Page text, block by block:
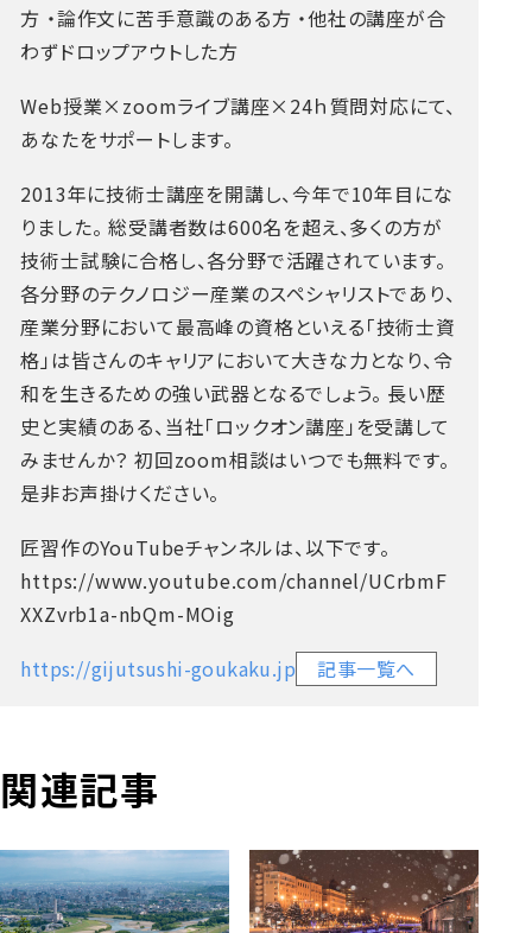
方 ・論作文に苦手意識のある方 ・他社の講座が合
わずドロップアウトした方
Web授業×zoomライブ講座×24ｈ質問対応にて、
あなたをサポートします。
2013年に技術士講座を開講し、今年で10年目にな
りました。 総受講者数は600名を超え、多くの方が
技術士試験に合格し、各分野で活躍されています。
各分野のテクノロジー産業のスペシャリストであり、
産業分野において最高峰の資格といえる「技術士資
格」は皆さんのキャリアにおいて大きな力となり、令
和を生きるための強い武器となるでしょう。 長い歴
史と実績のある、当社「ロックオン講座」を受講して
みませんか？ 初回zoom相談はいつでも無料です。
是非お声掛けください。
匠習作のYouTubeチャンネルは、以下です。
https://www.youtube.com/channel/UCrbmF
XXZvrb1a-nbQm-MOig
https://gijutsushi-goukaku.jp
記事一覧へ
関連記事